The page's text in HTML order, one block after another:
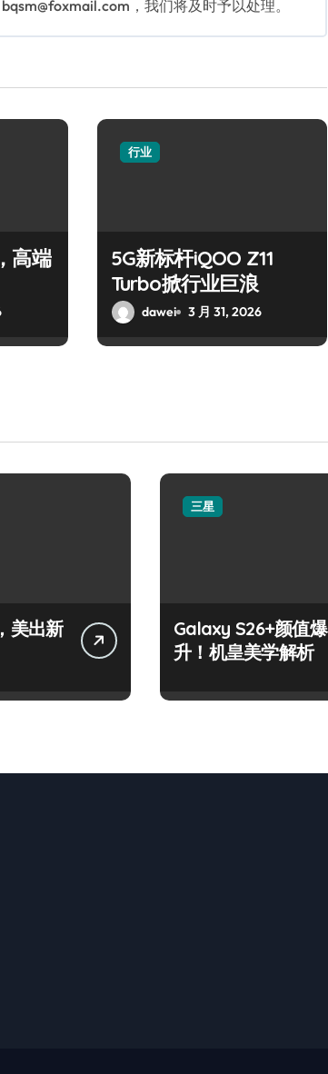
，我们将及时予以处理。
高端
行业
5G新标杆iQOO Z11
Turbo掀行业巨浪
dawei 3 月 31, 2026
美出新
三星
Galaxy S26+颜值爆
升！机皇美学解析